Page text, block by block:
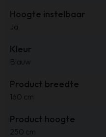
Hoogte instelbaar
Ja
Kleur
Blauw
Product breedte
160 cm
Product hoogte
250 cm